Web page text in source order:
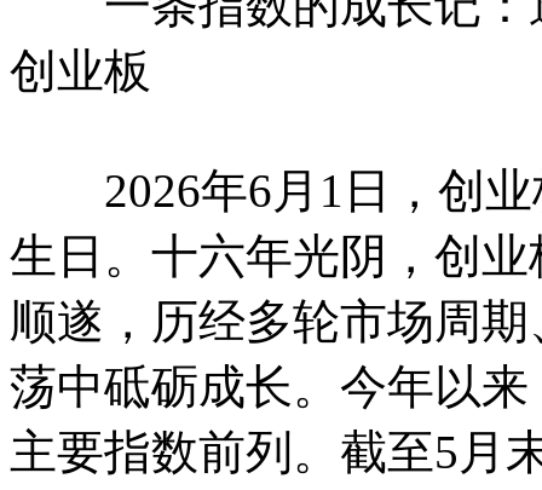
创业板
2026年6月1日，创业
生日。十六年光阴，创
顺遂，历经多轮市场周
荡中砥砺成长。今年以
主要指数前列。截至5月